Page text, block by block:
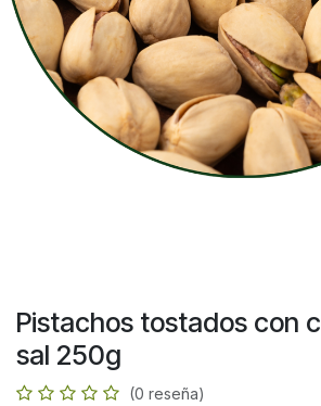
Pistachos tostados con
sal 250g
(0 reseña)